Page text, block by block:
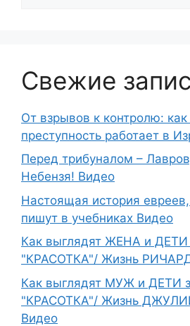
Свежие
От взрывов к контролю: как
преступность работает в
Перед трибуналом –
Небензя! Видео
Настоящая история
пишут в учебниках Видео
Как выглядят ЖЕНА и ДЕТИ
"КРАСОТКА"/ Жизнь
Как выглядят МУЖ и ДЕТИ
"КРАСОТКА"/ Жизнь
Видео